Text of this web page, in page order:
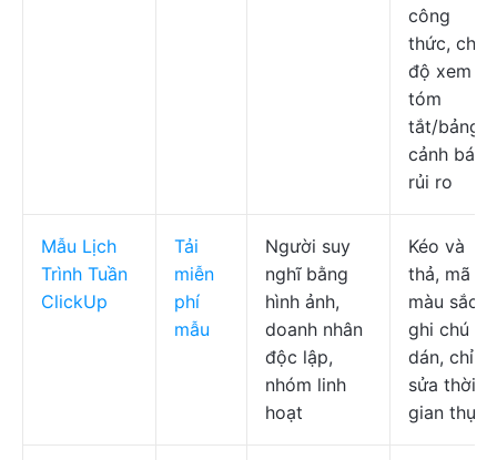
công
thức, chế
độ xem
tóm
tắt/bảng,
cảnh báo
rủi ro
Mẫu Lịch
Trình Tuần
ClickUp
Tải
miễn
phí
mẫu
Người suy
nghĩ bằng
hình ảnh,
doanh nhân
độc lập,
nhóm linh
hoạt
Kéo và
thả, mã
màu sắc,
ghi chú
dán, chỉnh
sửa thời
gian thực